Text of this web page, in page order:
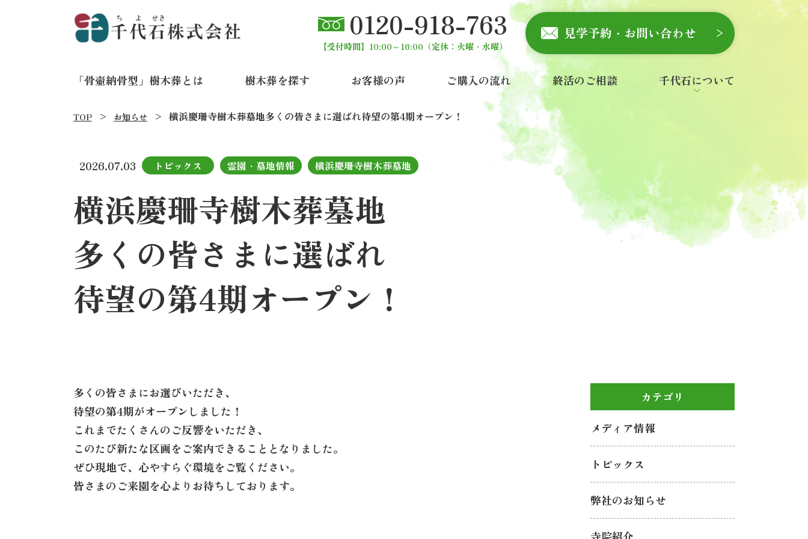
0120-918-763
【受付時間】10:00～16:00 （定休：火曜・水曜）
見学予約・お問い合わせ
「骨壷納骨型」樹木葬とは 樹木葬を探す お客様の声 ご購入の流れ 終活のご相談
千代石について
TOP お知らせ 横浜慶珊寺樹木葬墓地多くの皆さまに選ばれ待望の第4期オープン！
2026.07.03 トピックス 霊園・墓地情報 横浜慶珊寺樹木葬墓地
横浜慶珊寺樹木葬墓地
多くの皆さまに選ばれ
待望の第4期オープン！
多くの皆さまにお選びいただき、
待望の第4期がオープンしました！
これまでたくさんのご反響をいただき、
このたび新たな区画をご案内できることとなりました。
ぜひ現地で、心やすらぐ環境をご覧ください。
皆さまのご来園を心よりお待ちしております。
カテゴリ
メディア情報
トピックス
弊社のお知らせ